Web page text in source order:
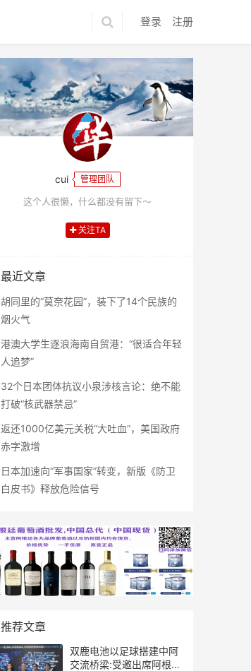
登录 注册
cui 管理团队
这个人很懒，什么都没有留下～
关注TA
最近文章
胡同里的“莫奈花园”，装下了14个民族的
烟火气
港澳大学生逐浪海南自贸港：“很适合年轻
人追梦”
32个日本团体抗议小泉涉核言论：绝不能
打破“核武器禁忌”
返还1000亿美元关税“大吐血”，美国政府
赤字激增
日本加速向“军事国家”转变，新版《防卫
白皮书》释放危险信号
推荐文章
双鹿电池以足球搭建中阿
交流桥梁:受邀出席阿根廷